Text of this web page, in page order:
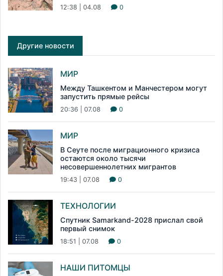
12:38 | 04.08 0
Другие новости
МИР
Между Ташкентом и Манчестером могут
запустить прямые рейсы
20:36 | 07.08 0
МИР
В Сеуте после миграционного кризиса
остаются около тысячи
несовершеннолетних мигрантов
19:43 | 07.08 0
ТЕХНОЛОГИИ
Спутник Samarkand-2028 прислал свой
первый снимок
18:51 | 07.08 0
НАШИ ПИТОМЦЫ